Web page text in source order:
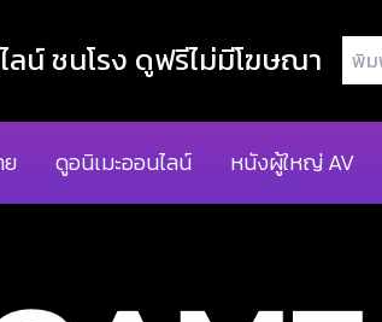
น์ ชนโรง ดูฟรีไม่มีโฆษณา
พิมพ์
ชื่อ
ย์...
ดูอนิเมะออนไลน์ หนังผู้ใหญ่ AV